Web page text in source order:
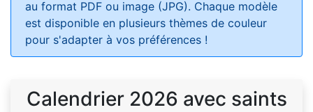
au format PDF ou image (JPG). Chaque modèle
est disponible en plusieurs thèmes de couleur
pour s'adapter à vos préférences !
Calendrier 2026 avec saints